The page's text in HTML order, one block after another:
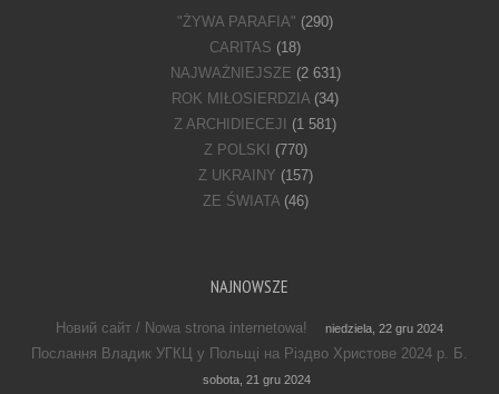
"ŻYWA PARAFIA" (290)
CARITAS (18)
NAJWAŻNIEJSZE (2 631)
ROK MIŁOSIERDZIA(34)
Z ARCHIDIECEJI
(1 581)
Z POLSKI
(770)
Z UKRAINY (157)
ZE ŚWIATA(46)
NAJNOWSZE
Новий сайт / Nowa strona internetowa! niedziela, 22 gru 2024
Послання Владик УГКЦ у Польщі на Різдво Христове 2024 р. Б.
sobota, 21 gru 2024